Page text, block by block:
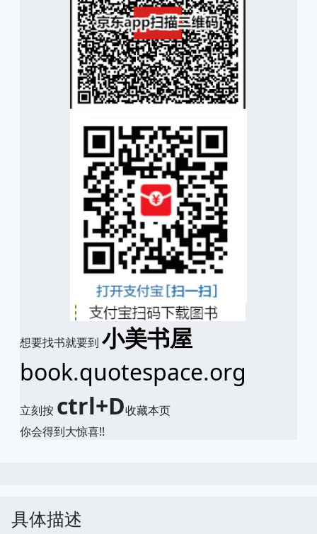
想要找书就要到 小美书屋
book.quotespace.org
立刻按 ctrl+D收藏本页
你会得到大惊喜!!
具体描述